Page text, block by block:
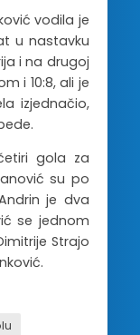
vodila je
u nastavku
i na drugoj
i 10:8, ali je
izjednačio,
gola za
su po
je dva
se jednom
Strajo